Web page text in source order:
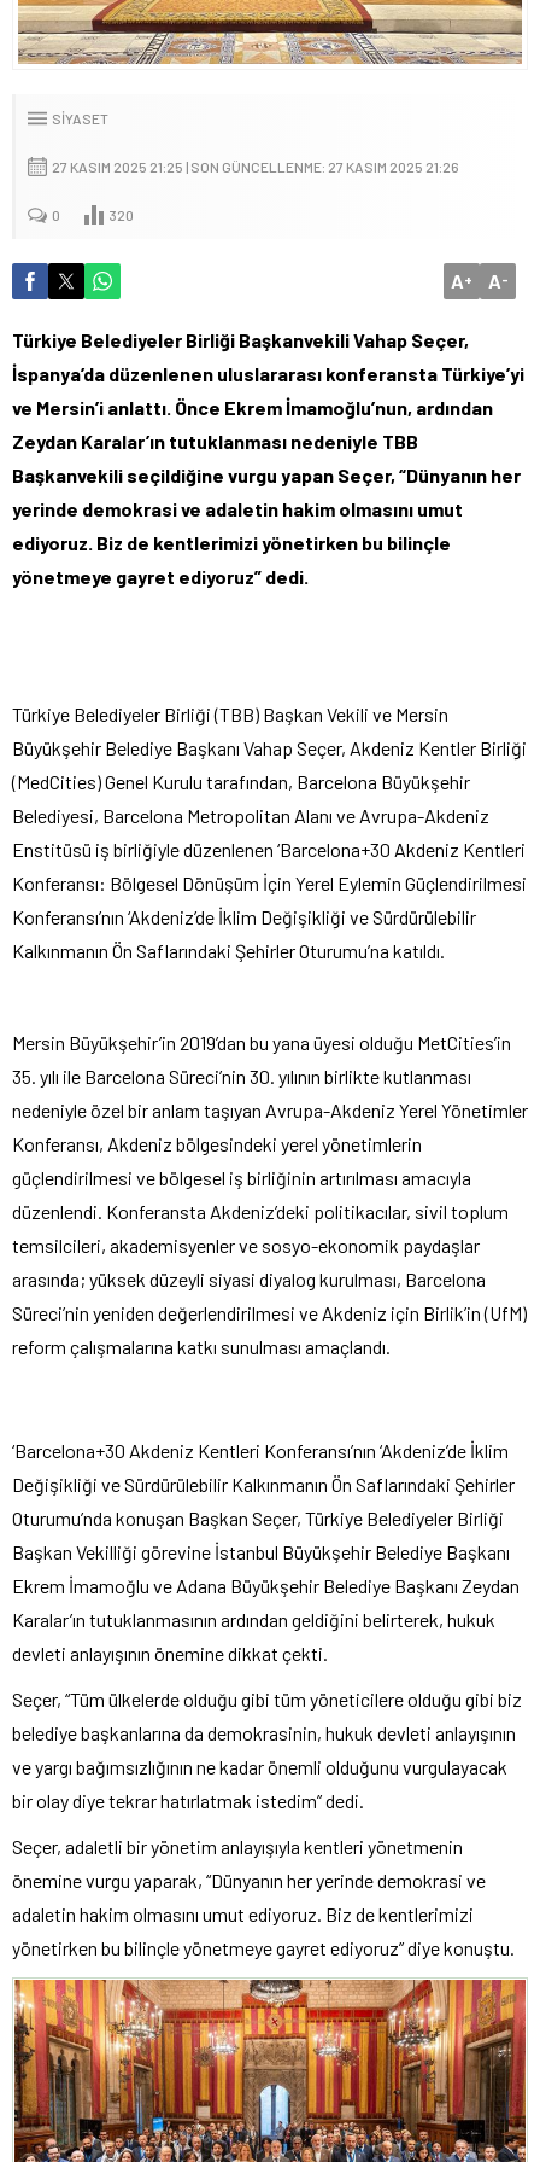
SIYASET
27 KASIM 2025 21:25 | SON GÜNCELLENME: 27 KASIM 2025 21:26
0 320
A+ A-
Türkiye Belediyeler Birliği Başkanvekili Vahap Seçer,
İspanya’da düzenlenen uluslararası konferansta Türkiye’yi
ve Mersin’i anlattı. Önce Ekrem İmamoğlu’nun, ardından
Zeydan Karalar’ın tutuklanması nedeniyle TBB
Başkanvekili seçildiğine vurgu yapan Seçer, “Dünyanın her
yerinde demokrasi ve adaletin hakim olmasını umut
ediyoruz. Biz de kentlerimizi yönetirken bu bilinçle
yönetmeye gayret ediyoruz” dedi.
Türkiye Belediyeler Birliği (TBB) Başkan Vekili ve Mersin
Büyükşehir Belediye Başkanı Vahap Seçer, Akdeniz Kentler Birliği
(MedCities) Genel Kurulu tarafından, Barcelona Büyükşehir
Belediyesi, Barcelona Metropolitan Alanı ve Avrupa-Akdeniz
Enstitüsü iş birliğiyle düzenlenen ‘Barcelona+30 Akdeniz Kentleri
Konferansı: Bölgesel Dönüşüm İçin Yerel Eylemin Güçlendirilmesi
Konferansı’nın ‘Akdeniz’de İklim Değişikliği ve Sürdürülebilir
Kalkınmanın Ön Saflarındaki Şehirler Oturumu’na katıldı.
Mersin Büyükşehir’in 2019’dan bu yana üyesi olduğu MetCities’in
35. yılı ile Barcelona Süreci’nin 30. yılının birlikte kutlanması
nedeniyle özel bir anlam taşıyan Avrupa-Akdeniz Yerel Yönetimler
Konferansı, Akdeniz bölgesindeki yerel yönetimlerin
güçlendirilmesi ve bölgesel iş birliğinin artırılması amacıyla
düzenlendi. Konferansta Akdeniz’deki politikacılar, sivil toplum
temsilcileri, akademisyenler ve sosyo-ekonomik paydaşlar
arasında; yüksek düzeyli siyasi diyalog kurulması, Barcelona
Süreci’nin yeniden değerlendirilmesi ve Akdeniz için Birlik’in (UfM)
reform çalışmalarına katkı sunulması amaçlandı.
‘Barcelona+30 Akdeniz Kentleri Konferansı’nın ‘Akdeniz’de İklim
Değişikliği ve Sürdürülebilir Kalkınmanın Ön Saflarındaki Şehirler
Oturumu’nda konuşan Başkan Seçer, Türkiye Belediyeler Birliği
Başkan Vekilliği görevine İstanbul Büyükşehir Belediye Başkanı
Ekrem İmamoğlu ve Adana Büyükşehir Belediye Başkanı Zeydan
Karalar’ın tutuklanmasının ardından geldiğini belirterek, hukuk
devleti anlayışının önemine dikkat çekti.
Seçer, “Tüm ülkelerde olduğu gibi tüm yöneticilere olduğu gibi biz
belediye başkanlarına da demokrasinin, hukuk devleti anlayışının
ve yargı bağımsızlığının ne kadar önemli olduğunu vurgulayacak
bir olay diye tekrar hatırlatmak istedim” dedi.
Seçer, adaletli bir yönetim anlayışıyla kentleri yönetmenin
önemine vurgu yaparak, “Dünyanın her yerinde demokrasi ve
adaletin hakim olmasını umut ediyoruz. Biz de kentlerimizi
yönetirken bu bilinçle yönetmeye gayret ediyoruz” diye konuştu.